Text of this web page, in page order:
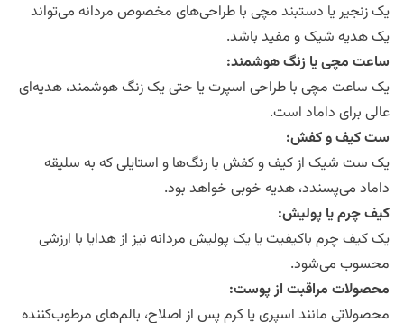
یک زنجیر یا دستبند مچی با طراحی‌های مخصوص مردانه می‌تواند
یک هدیه شیک و مفید باشد.
ساعت مچی یا زنگ هوشمند:
یک ساعت مچی با طراحی اسپرت یا حتی یک زنگ هوشمند، هدیه‌ای
عالی برای داماد است.
ست کیف و کفش:
یک ست شیک از کیف و کفش با رنگ‌ها و استایلی که به سلیقه
داماد می‌پسندد، هدیه خوبی خواهد بود.
کیف چرم یا پولیش:
یک کیف چرم باکیفیت یا یک پولیش مردانه نیز از هدایا با ارزشی
محسوب می‌شود.
محصولات مراقبت از پوست:
محصولاتی مانند اسپری یا کرم پس از اصلاح، بالم‌های مرطوب‌کننده